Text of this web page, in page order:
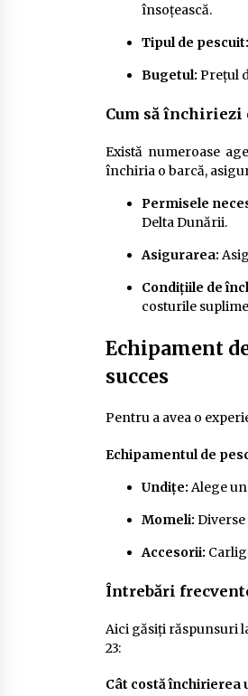
însoțească.
Tipul de pescuit:
Bugetul: Prețul
Cum să închiriezi
Există numeroase
închiria o barcă,
Permisele
Delta Dunării.
Asigurarea:
Condițiile de
costurile
Echipament
succes
Pentru a avea o
Echipamentul de
Undițe: Alege
Momeli: Diverse
Accesorii:
Întrebări
Aici găsiți răspunsuri
23:
Cât costă închirierea